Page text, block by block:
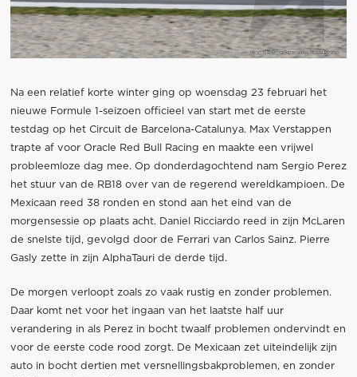
Na een relatief korte winter ging op woensdag 23 februari het
nieuwe Formule 1-seizoen officieel van start met de eerste
testdag op het Circuit de Barcelona-Catalunya. Max Verstappen
trapte af voor Oracle Red Bull Racing en maakte een vrijwel
probleemloze dag mee. Op donderdagochtend nam Sergio Perez
het stuur van de RB18 over van de regerend wereldkampioen. De
Mexicaan reed 38 ronden en stond aan het eind van de
morgensessie op plaats acht. Daniel Ricciardo reed in zijn McLaren
de snelste tijd, gevolgd door de Ferrari van Carlos Sainz. Pierre
Gasly zette in zijn AlphaTauri de derde tijd.
De morgen verloopt zoals zo vaak rustig en zonder problemen.
Daar komt net voor het ingaan van het laatste half uur
verandering in als Perez in bocht twaalf problemen ondervindt en
voor de eerste code rood zorgt. De Mexicaan zet uiteindelijk zijn
auto in bocht dertien met versnellingsbakproblemen, en zonder